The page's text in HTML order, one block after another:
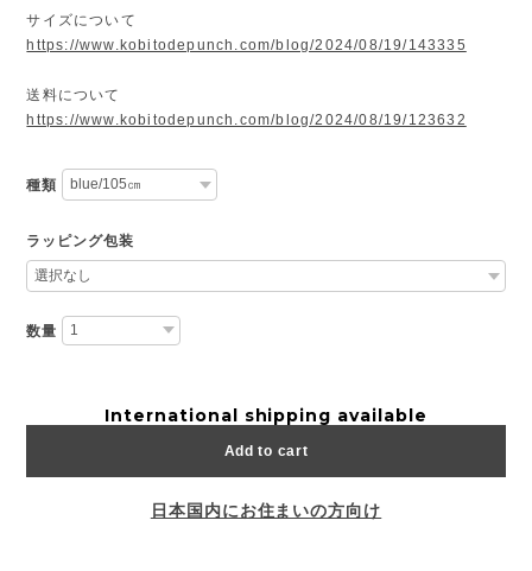
サイズについて
https://www.kobitodepunch.com/blog/2024/08/19/143335
送料について
https://www.kobitodepunch.com/blog/2024/08/19/123632
種類
ラッピング包装
数量
International shipping available
Add to cart
日本国内にお住まいの方向け